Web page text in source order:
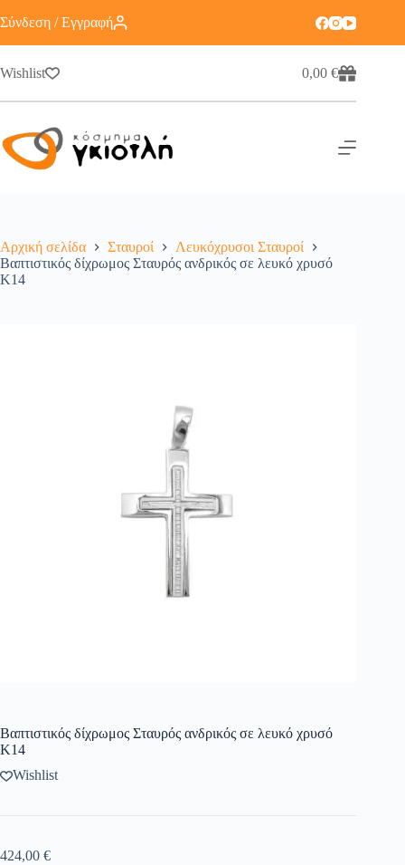
Σύνδεση / Εγγραφή
Wishlist 0,00€
Αρχική σελίδα Σταυροί
Λευκόχρυσοι Σταυροί
Βαπτιστικός δίχρωμος Σταυρός ανδρικός σε λευκό χρυσό
Κ14
Βαπτιστικός δίχρωμος Σταυρός ανδρικός σε λευκό χρυσό
Κ14
Wishlist
424,00 €